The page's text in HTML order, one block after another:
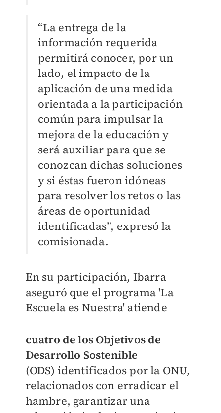
“La entrega de la
información requerida
permitirá conocer, por un
lado, el impacto de la
aplicación de una medida
orientada a la participación
común para impulsar la
mejora de la educación y
será auxiliar para que se
conozcan dichas soluciones
y si éstas fueron idóneas
para resolver los retos o las
áreas de oportunidad
identificadas”, expresó la
comisionada.
En su participación, Ibarra
aseguró que el programa 'La
Escuela es Nuestra' atiende
cuatro de los Objetivos de
Desarrollo Sostenible
(ODS) identificados por la ONU,
relacionados con erradicar el
hambre, garantizar una